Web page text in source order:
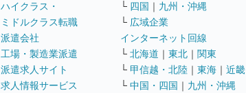
ハイクラス・
ミドルクラス転職
派遣会社
工場・製造業派遣
派遣求人サイト
求人情報サービス
└ 四国 ｜ 九州・沖縄
└ 広域企業
インターネット回線
└ 北海道 ｜ 東北 ｜ 関東
└ 甲信越・北陸 ｜ 東海 ｜ 近畿
└ 中国・四国 ｜ 九州・沖縄